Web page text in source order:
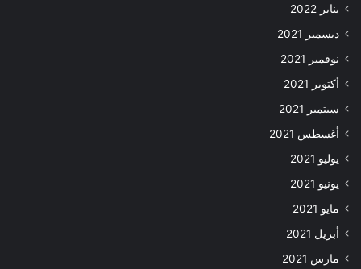
يناير 2022
ديسمبر 2021
نوفمبر 2021
أكتوبر 2021
سبتمبر 2021
أغسطس 2021
يوليو 2021
يونيو 2021
مايو 2021
أبريل 2021
مارس 2021